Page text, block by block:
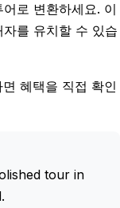
로 변환하세요. 이
를 유치할 수 있습
혜택을 직접 확인
tour in